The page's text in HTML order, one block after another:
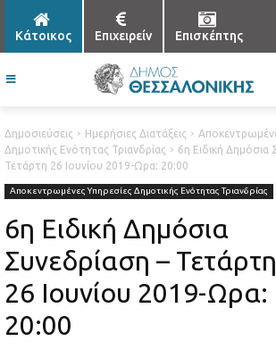
Κάτοικος Επιχειρείν Επισκέπτης
Δημοσιεύσεις Ημερήσιες Διατάξεις
Δημοτικής Ενότητας Τριανδρίας
6η Ειδική Δημόσια
Τετάρτη 26 Ιουνίου 2019-Ωρα: 20:00
Αποκεντρωμένες Υπηρεσίες Δημοτικής Ενότητας Τριανδρίας
6η Ειδική Δημόσια
Συνεδρίαση – Τετάρτη
26 Ιουνίου 2019-Ωρα:
20:00